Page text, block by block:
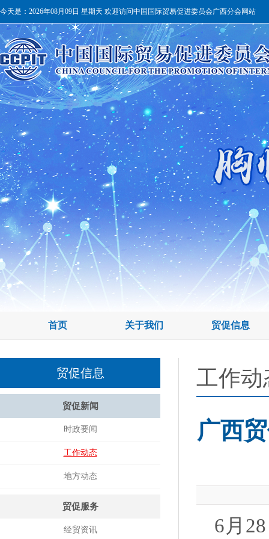
今天是： 2026年08月09日 星期天 欢迎访问中国国际贸易促进委员会广西分会网站
首页 关于我们 贸促信息
贸促信息
贸促新闻
时政要闻
工作动态
地方动态
贸促服务
经贸资讯
工作动
广西
6月